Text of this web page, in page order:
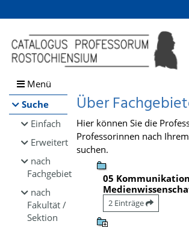
Browsen
direkt zum Inhalt
Menü
Suche
Einfach
Erweitert
nach
Fachgebiet
nach
Fakultät /
Sektion
Über
Hier können Sie die
Professorinnen nach
suchen.
05
2 Einträge